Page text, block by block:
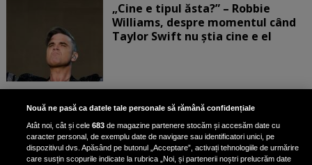
„Cine e tipul ăsta?” – Robbie
Williams, despre momentul când
Taylor Swift nu știa cine e el
Bruce Dickinson, solistul trupei
Iron Maiden, şi-a arătat talentul
de scrimer la un concurs în Franţa
Nouă ne pasă ca datele tale personale să rămână confidențiale
Atât noi, cât și cele683 de magazine partenere stocăm și accesăm date cu
caracter personal, de exemplu date de navigare sau identificatori unici, pe
dispozitivul dvs. Apăsând pe butonul „Acceptare”, activați tehnologiile de urmărire
care susțin scopurile indicate la rubrica „Noi, și partenerii noștri prelucrăm date